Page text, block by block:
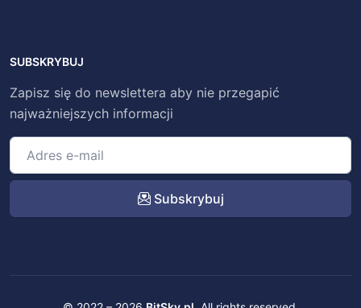
SUBSKRYBUJ
Zapisz się do newslettera aby nie przegapić
najważniejszych informacji
Subskrybuj